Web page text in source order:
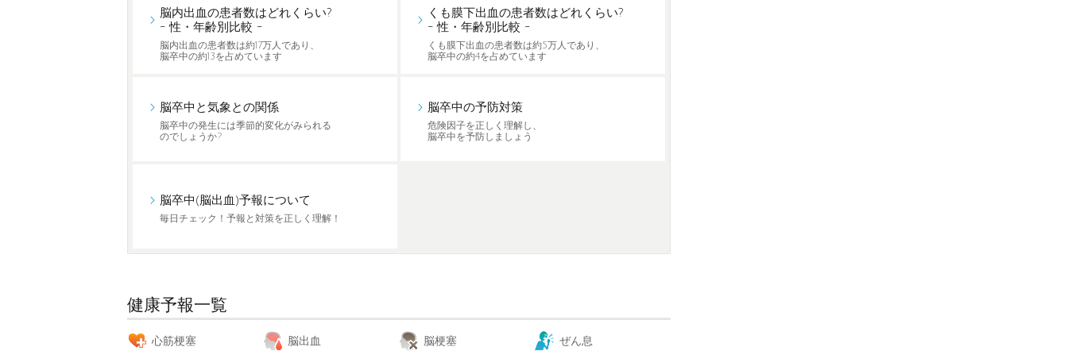
脳内出血の患者数はどれくらい?
- 性・年齢別比較 -
脳内出血の患者数は約17万人であり、
脳卒中の約13を占めています
くも膜下出血の患者数はどれくらい?
- 性・年齢別比較 -
くも膜下出血の患者数は約5万人であり、
脳卒中の約4を占めています
脳卒中と気象との関係
脳卒中の発生には季節的変化がみられる
のでしょうか?
脳卒中の予防対策
危険因子を正しく理解し、
脳卒中を予防しましょう
脳卒中(脳出血)予報について
毎日チェック！予報と対策を正しく理解！
健康予報一覧
心筋梗塞 脳出血 脳梗塞 ぜん息